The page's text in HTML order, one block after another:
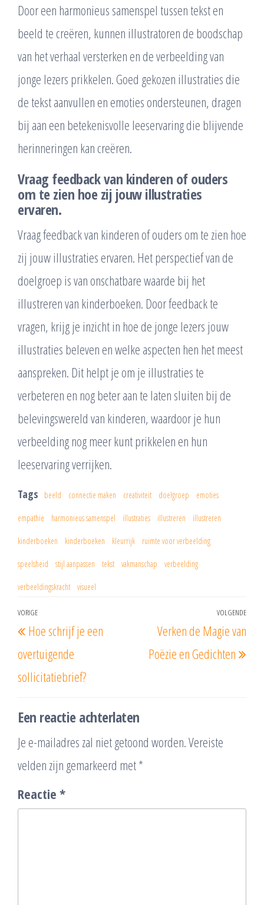
Door een harmonieus samenspel tussen tekst en
beeld te creëren, kunnen illustratoren de boodschap
van het verhaal versterken en de verbeelding van
jonge lezers prikkelen. Goed gekozen illustraties die
de tekst aanvullen en emoties ondersteunen, dragen
bij aan een betekenisvolle leeservaring die blijvende
herinneringen kan creëren.
Vraag feedback van kinderen of ouders
om te zien hoe zij jouw illustraties
ervaren.
Vraag feedback van kinderen of ouders om te zien hoe
zij jouw illustraties ervaren. Het perspectief van de
doelgroep is van onschatbare waarde bij het
illustreren van kinderboeken. Door feedback te
vragen, krijg je inzicht in hoe de jonge lezers jouw
illustraties beleven en welke aspecten hen het meest
aanspreken. Dit helpt je om je illustraties te
verbeteren en nog beter aan te laten sluiten bij de
belevingswereld van kinderen, waardoor je hun
verbeelding nog meer kunt prikkelen en hun
leeservaring verrijken.
Tags beeld connectie maken creativiteit doelgroep emoties
empathie harmonieus samenspel illustraties illustreren illustreren
kinderboeken kinderboeken kleurrijk ruimte voor verbeelding
speelsheid stijl aanpassen tekst vakmanschap verbeelding
verbeeldingskracht visueel
Berichtnavigatie
Vorig
bericht
VORIGE
Hoe schrijf je een
overtuigende
sollicitatiebrief?
VOLGENDE
Verken de Magie van
Poëzie en Gedichten
Een reactie achterlaten
Je e-mailadres zal niet getoond worden.Vereiste
velden zijn gemarkeerd met*
Reactie *